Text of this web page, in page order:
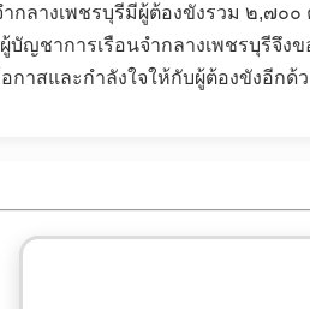
กลางเพชรบุรีมีผู้ต้องขังรวม ๒,๗๐๐
ผู้บัญชาการเรือนจำกลางเพชรบุรีจึ
กาสและกำลังใจให้กับผู้ต้องขังอีกด้